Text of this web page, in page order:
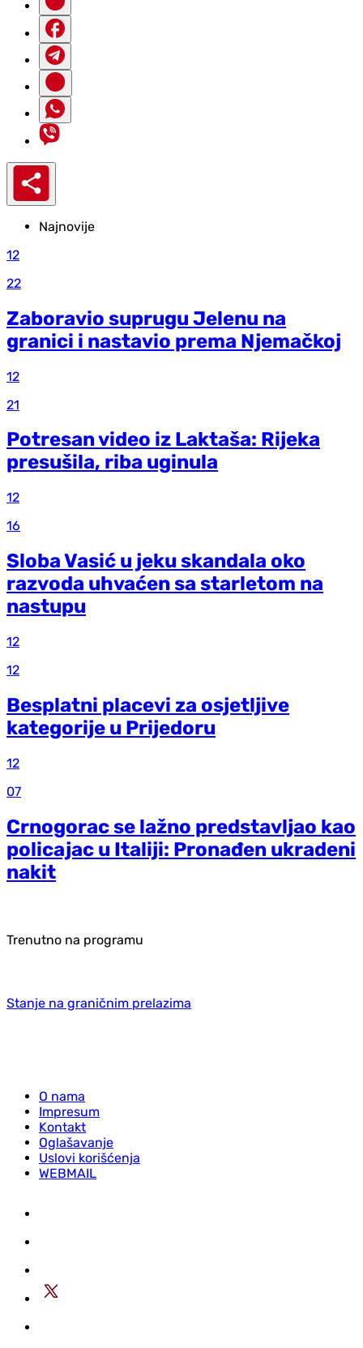
Najnovije
12
22
Zaboravio suprugu Jelenu na
granici i nastavio prema Njemačkoj
12
21
Potresan video iz Laktaša: Rijeka
presušila, riba uginula
12
16
Sloba Vasić u jeku skandala oko
razvoda uhvaćen sa starletom na
nastupu
12
12
Besplatni placevi za osjetljive
kategorije u Prijedoru
12
07
Crnogorac se lažno predstavljao kao
policajac u Italiji: Pronađen ukradeni
nakit
Trenutno na programu
Stanje na graničnim prelazima
O nama
Impresum
Kontakt
Oglašavanje
Uslovi korišćenja
WEBMAIL